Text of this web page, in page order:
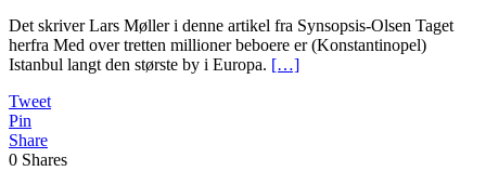
Det skriver Lars Møller i denne artikel fra Synsopsis-Olsen Taget
herfra Med over tretten millioner beboere er (Konstantinopel)
Istanbul langt den største by i Europa. […]
Tweet
Pin
Share
0 Shares